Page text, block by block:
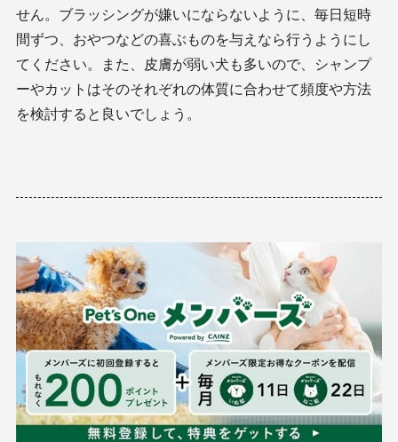
せん。ブラッシングが嫌いにならないように、毎日短時
間ずつ、おやつなどの喜ぶものを与えなら行うようにし
てください。また、皮膚が弱い犬も多いので、シャンプ
ーやカットはそのそれぞれの体質に合わせて頻度や方法
を検討すると良いでしょう。